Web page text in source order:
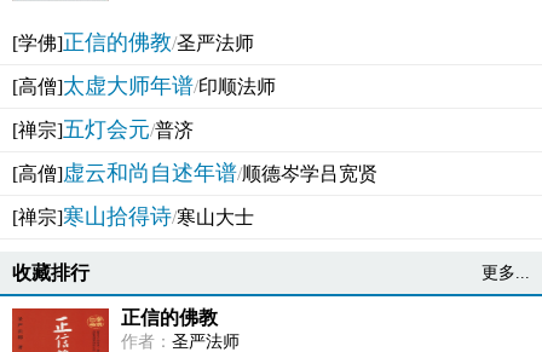
[学佛]正信的佛教/圣严法师
[高僧]太虚大师年谱/印顺法师
[禅宗]五灯会元/普济
[高僧]虚云和尚自述年谱/顺德岑学吕宽贤
[禅宗]寒山拾得诗/寒山大士
收藏排行 更多...
正信的佛教
作者： 圣严法师